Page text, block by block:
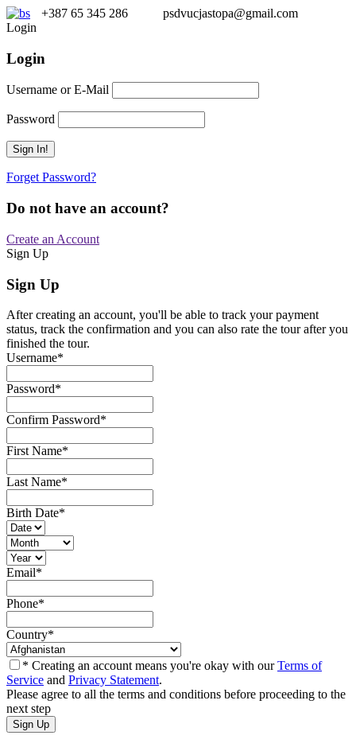
+387 65 345 286
psdvucjastopa@gmail.com
Login
Login
Username or E-Mail
Password
Forget Password?
Do not have an account?
Create an Account
Sign Up
Sign Up
After creating an account, you'll be able to track your payment
status, track the confirmation and you can also rate the tour after you
finished the tour.
Username*
Password*
Confirm Password*
First Name*
Last Name*
Birth Date*
Email*
Phone*
Country*
* Creating an account means you're okay with ourTerms of
Service and Privacy Statement.
Please agree to all the terms and conditions before proceeding to the
next step